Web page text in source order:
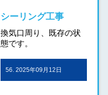
シーリング工事
換気口周り、既存の状
態です。
56. 2025年09月12日